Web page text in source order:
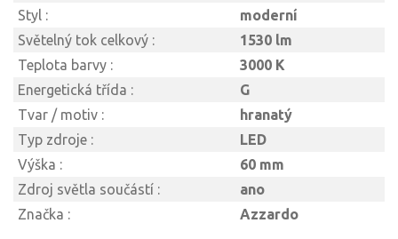
Styl :
moderní
Světelný tok celkový :
1530 lm
Teplota barvy :
3000 K
Energetická třída :
G
Tvar / motiv :
hranatý
Typ zdroje :
LED
Výška :
60 mm
Zdroj světla součástí :
ano
Značka :
Azzardo